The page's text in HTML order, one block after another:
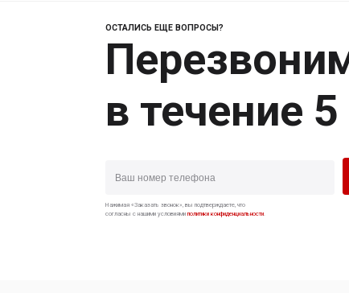
ОСТАЛИСЬ ЕЩЕ ВОПРОСЫ?
в течение
Нажимая «Заказать звонок», вы подтверждаете, что
согласны с нашими условиямиполитики конфиденциальности.